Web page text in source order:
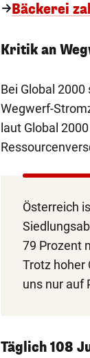
Bäckerei
Kritik an
Bei Global
Wegwerf-
laut Global
Österreich
79 Prozent
Trotz hoher
uns nur auf
Täglich 108